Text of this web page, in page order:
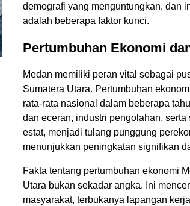
demografi yang menguntungkan, dan
adalah beberapa faktor kunci.
Pertumbuhan Ekonomi
Medan memiliki peran vital sebagai
Sumatera Utara. Pertumbuhan
rata-rata nasional dalam beberapa
dan eceran, industri pengolahan,
estat, menjadi tulang punggung
menunjukkan peningkatan signifikan
Fakta tentang pertumbuhan ekonomi
Utara bukan sekadar angka. Ini
masyarakat, terbukanya lapangan